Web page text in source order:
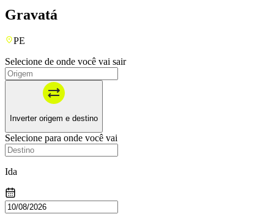
Gravatá
PE
Selecione de onde você vai sair
Inverter origem e destino
Selecione para onde você vai
Ida